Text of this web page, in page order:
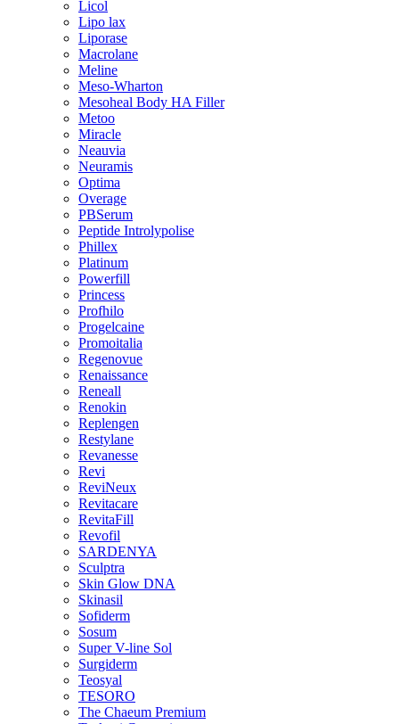
Licol
Lipo lax
Liporase
Macrolane
Meline
Meso-Wharton
Mesoheal Body HA Filler
Metoo
Miracle
Neauvia
Neuramis
Optima
Overage
PBSerum
Peptide Introlypolise
Phillex
Platinum
Powerfill
Princess
Profhilo
Progelcaine
Promoitalia
Regenovue
Renaissance
Reneall
Renokin
Replengen
Restylane
Revanesse
Revi
ReviNeux
Revitacare
RevitaFill
Revofil
SARDENYA
Sculptra
Skin Glow DNA
Skinasil
Sofiderm
Sosum
Super V-line Sol
Surgiderm
Teosyal
TESORO
The Chaeum Premium